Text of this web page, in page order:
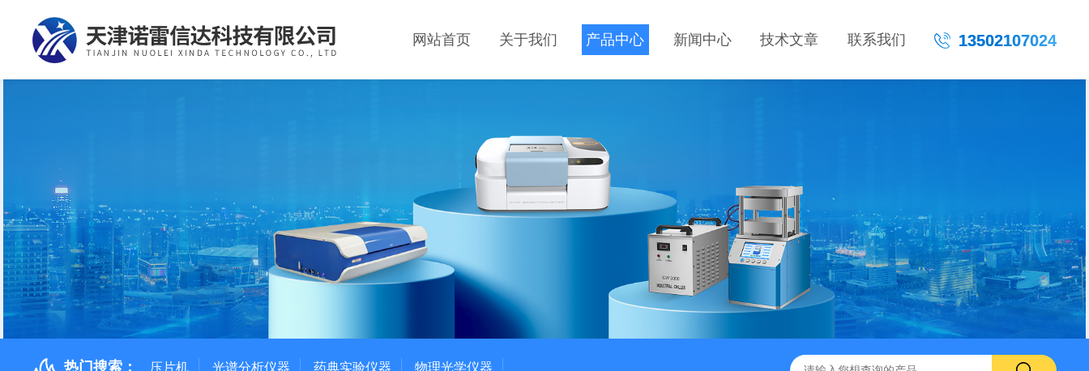
13502107024
网站首页 关于我们 产品中心 新闻中心 技术文章 联系我们
热门搜索： 压片机 光谱分析仪器 药典实验仪器 物理光学仪器